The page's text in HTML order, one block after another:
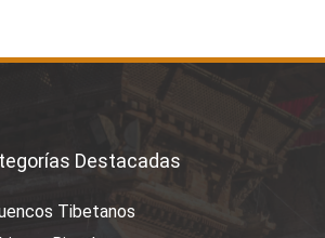
Destacadas
Tibetanos